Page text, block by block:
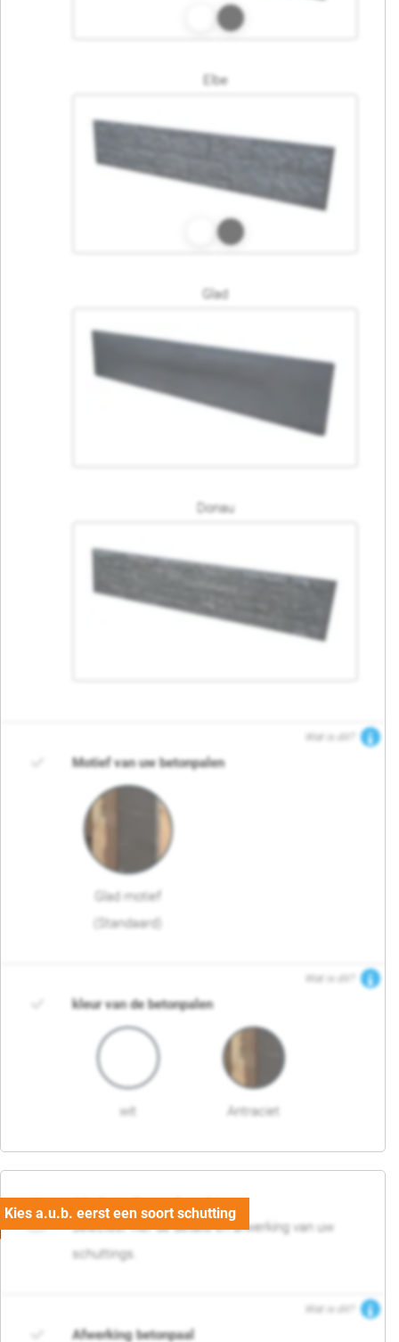
Elbe
Glad
Donau
Wat is dit?
Motief van uw betonpalen
Glad motief
(Standaard)
Wat is dit?
kleur van de betonpalen
wit Antraciet
03. Detail en afwerking
Selecteer hier de details en afwerking van uw
schuttings.
Wat is dit?
Afwerking betonpaal